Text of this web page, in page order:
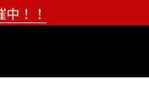
中！！